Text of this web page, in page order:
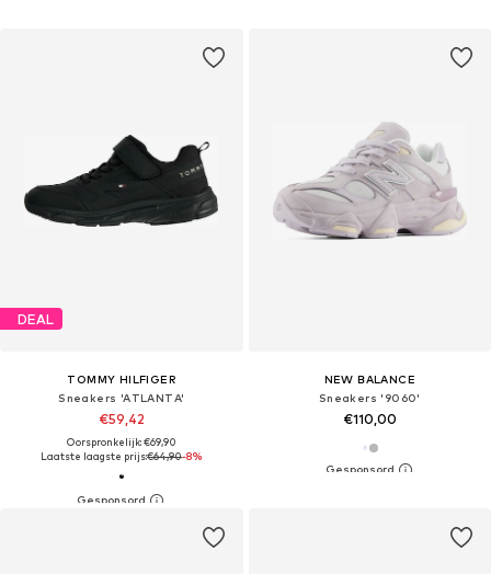
DEAL
TOMMY HILFIGER
Sneakers 'ATLANTA'
€59,42
Oorspronkelijk: €69,90
Laatste laagste prijs:€64,90-8%
NEW BALANCE
Sneakers '9060'
€110,00